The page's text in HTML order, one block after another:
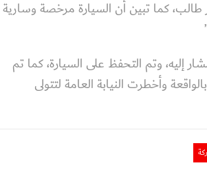
طالب، كما تبين أن السيارة مرخصة وسارية
إليه، وتم التحفظ على السيارة، كما تم
وأخطرت النيابة العامة لتتولى